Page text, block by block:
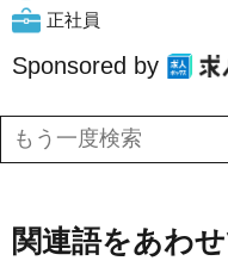
正社員
Sponsored by
関連語をあわ